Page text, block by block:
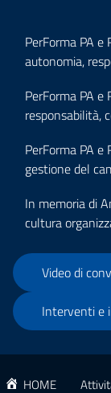
PerForma PA e
autonomia,
PerForma PA e
responsabilità,
PerForma PA e
gestione del
In memoria di
cultura
Video di
Interventi e
HOME